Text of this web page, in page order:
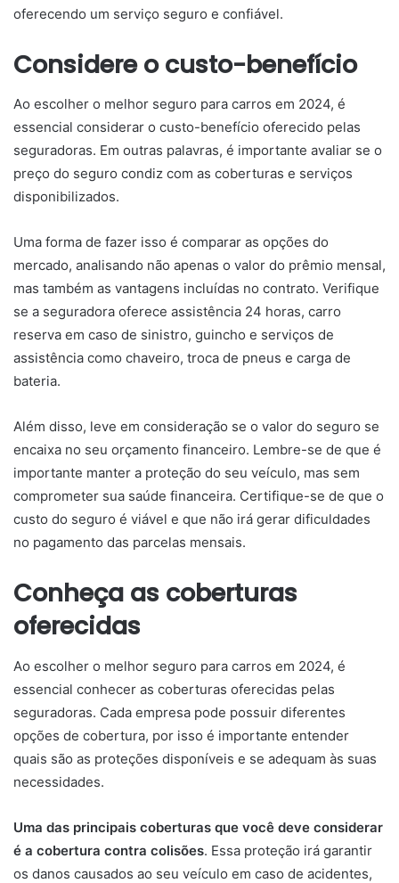
oferecendo um serviço seguro e confiável.
Considere o custo-benefício
Ao escolher o melhor seguro para carros em 2024, é
essencial considerar o custo-benefício oferecido pelas
seguradoras. Em outras palavras, é importante avaliar se o
preço do seguro condiz com as coberturas e serviços
disponibilizados.
Uma forma de fazer isso é comparar as opções do
mercado, analisando não apenas o valor do prêmio mensal,
mas também as vantagens incluídas no contrato. Verifique
se a seguradora oferece assistência 24 horas, carro
reserva em caso de sinistro, guincho e serviços de
assistência como chaveiro, troca de pneus e carga de
bateria.
Além disso, leve em consideração se o valor do seguro se
encaixa no seu orçamento financeiro. Lembre-se de que é
importante manter a proteção do seu veículo, mas sem
comprometer sua saúde financeira. Certifique-se de que o
custo do seguro é viável e que não irá gerar dificuldades
no pagamento das parcelas mensais.
Conheça as coberturas
oferecidas
Ao escolher o melhor seguro para carros em 2024, é
essencial conhecer as coberturas oferecidas pelas
seguradoras. Cada empresa pode possuir diferentes
opções de cobertura, por isso é importante entender
quais são as proteções disponíveis e se adequam às suas
necessidades.
Uma das principais coberturas que você deve considerar
é a cobertura contra colisões. Essa proteção irá garantir
os danos causados ao seu veículo em caso de acidentes,